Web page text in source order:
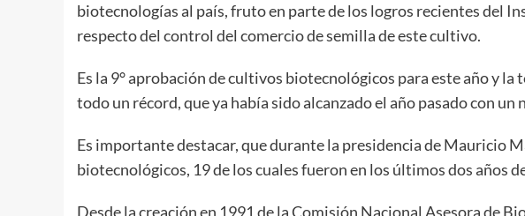
biotecnologías al país, fruto en parte de los logros recientes del
respecto del control del comercio de semilla de este cultivo.
Es la 9° aprobación de cultivos biotecnológicos para este año y
todo un récord, que ya había sido alcanzado el año pasado con
Es importante destacar, que durante la presidencia de Mauricio
biotecnológicos, 19 de los cuales fueron en los últimos dos años
Desde la creación en 1991 de la Comisión Nacional Asesora de